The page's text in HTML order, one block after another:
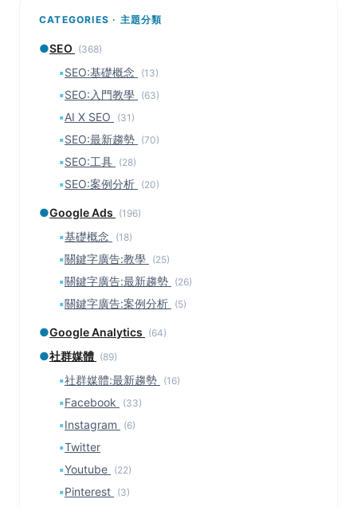
CATEGORIES · 主題分類
●SEO (368)
▪SEO:基礎概念 (13)
▪SEO:入門教學 (63)
▪AI X SEO (31)
▪SEO:最新趨勢 (70)
▪SEO:工具 (28)
▪SEO:案例分析 (20)
●Google Ads (196)
▪基礎概念 (18)
▪關鍵字廣告:教學 (25)
▪關鍵字廣告:最新趨勢 (26)
▪關鍵字廣告:案例分析 (5)
●Google Analytics (64)
●社群媒體 (89)
▪社群媒體:最新趨勢 (16)
▪Facebook (33)
▪Instagram (6)
▪Twitter
▪Youtube (22)
▪Pinterest (3)